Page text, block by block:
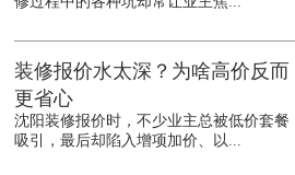
装修报价水太深？为啥高价反而
更省心
沈阳装修报价时，不少业主总被低价套餐
吸引，最后却陷入增项加价、以...